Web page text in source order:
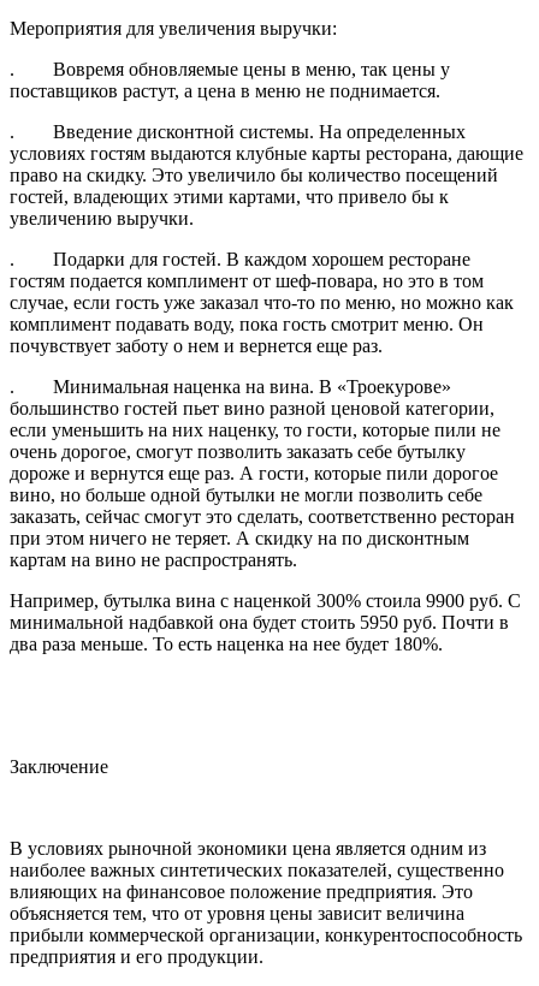
Мероприятия для увеличения выручки:
. Вовремя обновляемые цены в меню, так цены у
поставщиков растут, а цена в меню не поднимается.
. Введение дисконтной системы. На определенных
условиях гостям выдаются клубные карты ресторана, дающие
право на скидку. Это увеличило бы количество посещений
гостей, владеющих этими картами, что привело бы к
увеличению выручки.
. Подарки для гостей. В каждом хорошем ресторане
гостям подается комплимент от шеф-повара, но это в том
случае, если гость уже заказал что-то по меню, но можно как
комплимент подавать воду, пока гость смотрит меню. Он
почувствует заботу о нем и вернется еще раз.
. Минимальная наценка на вина. В «Троекурове»
большинство гостей пьет вино разной ценовой категории,
если уменьшить на них наценку, то гости, которые пили не
очень дорогое, смогут позволить заказать себе бутылку
дороже и вернутся еще раз. А гости, которые пили дорогое
вино, но больше одной бутылки не могли позволить себе
заказать, сейчас смогут это сделать, соответственно ресторан
при этом ничего не теряет. А скидку на по дисконтным
картам на вино не распространять.
Например, бутылка вина с наценкой 300% стоила 9900 руб. С
минимальной надбавкой она будет стоить 5950 руб. Почти в
два раза меньше. То есть наценка на нее будет 180%.
Заключение
В условиях рыночной экономики цена является одним из
наиболее важных синтетических показателей, существенно
влияющих на финансовое положение предприятия. Это
объясняется тем, что от уровня цены зависит величина
прибыли коммерческой организации, конкурентоспособность
предприятия и его продукции.